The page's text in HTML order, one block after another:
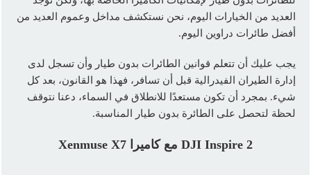
العديد من الخيارات اليوم، نحن نستكشف مداخل وعموم العديد من
أفضل طائرات دراوين اليوم.
يجب عليك أن تتعلم قوانين الطائرات بدون طيار وأن تسجل لدى
إدارة الطيران الفيدرالية قبل أن تسافر، فهذا هو القانون، بعد كل
شيء. بمجرد أن تكون مستعدًا للانطلاق في السماء، دعنا نتوقف
لحظة لتحصل على الطائرة بدون طيار المناسبة.
DJI Inspire 2 مع كاميرا Xenmuse X7